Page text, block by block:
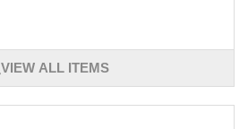
VIEW ALL ITEMS